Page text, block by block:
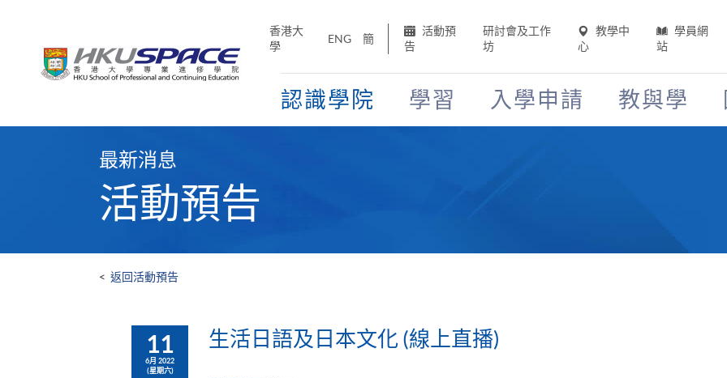
香港大
學
ENG 簡
活動預
告
研討會及工作
坊
教學中
心
學員網
站
認識學院 學習 入學申請 教與學
最新消息
活動預告
< 返回活動預告
11
6月 2022
(星期六)
生活日語及日本文化 (線上直播)